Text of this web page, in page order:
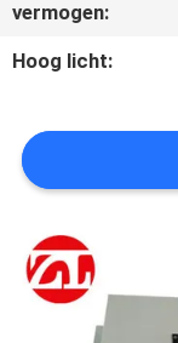
VERZOEK
OM EEN
VR
SHOW
SITEMAP
vermogen:
Hoog licht: